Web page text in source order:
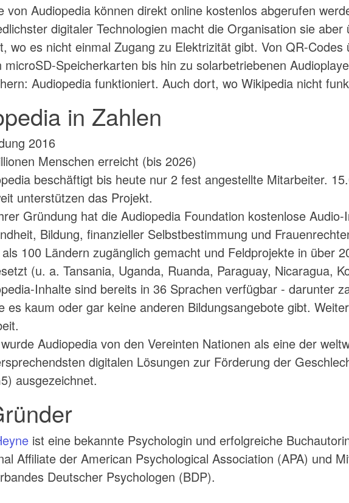
von Audiopedia können direkt online kostenlos abgerufen
digitaler Technologien macht die Organisation sie aber
wo es nicht einmal Zugang zu Elektrizität gibt. Von QR-Codes
microSD-Speicherkarten bis hin zu solarbetriebenen
Audiopedia funktioniert. Auch dort, wo Wikipedia nicht
in Zahlen
2016
Menschen erreicht (bis 2026)
beschäftigt bis heute nur 2 fest angestellte Mitarbeiter.
unterstützen das Projekt.
Gründung hat die Audiopedia Foundation kostenlose Audio-
Bildung, finanzieller Selbstbestimmung und
100 Ländern zugänglich gemacht und Feldprojekte in über
(u. a. Tansania, Uganda, Ruanda, Paraguay, Nicaragua,
Inhalte sind bereits in 36 Sprachen verfügbar - darunter
es kaum oder gar keine anderen Bildungsangebote gibt.
Audiopedia von den Vereinten Nationen als eine der
digitalen Lösungen zur Förderung der
ausgezeichnet.
ist eine bekannte Psychologin und erfolgreiche
Affiliate der American Psychological Association (APA) und
Deutscher Psychologen (BDP).